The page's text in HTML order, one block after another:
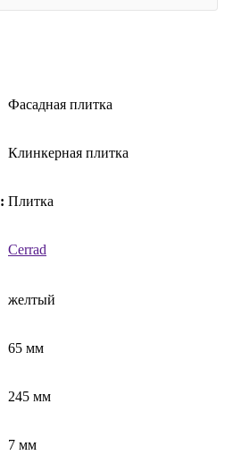
Фасадная плитка
Клинкерная плитка
Плитка
Cerrad
желтый
65 мм
245 мм
7 мм